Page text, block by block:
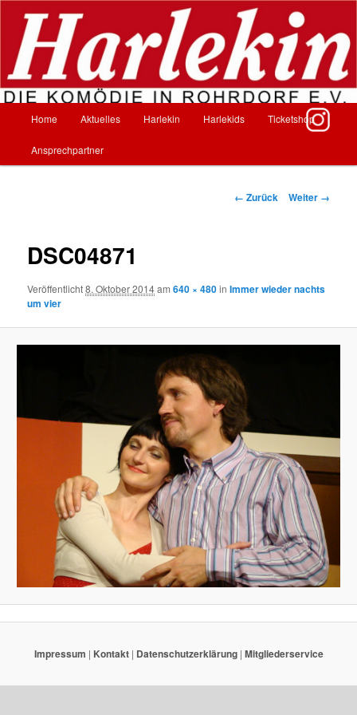
Inhalt
wechseln
Harlekin – Die Komödie in Rohrdorf
Home Aktuelles Harlekin Harlekids Ticketshop
Ansprechpartner
Bilder-
← Zurück Weiter →
DSC04871
Veröffentlicht8. Oktober 2014am640 × 480inImmer wieder nachts
um vier
Impressum | Kontakt| Datenschutzerklärung| Mitgliederservice